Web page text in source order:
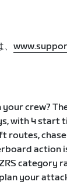
crew?
with 4 start
routes,
action
category
your